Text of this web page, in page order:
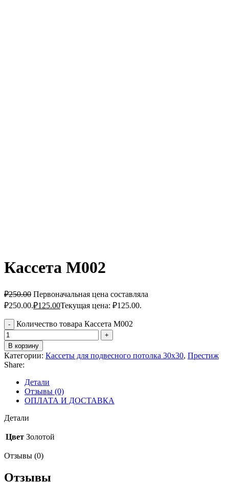
Кассета M002
₽250.00 Первоначальная цена составляла
₽250.00.₽125.00Текущая цена: ₽125.00.
Количество товара Кассета M002
В корзину
Категории: Кассеты для подвесного потолка 30х30, Престиж
Share:
Детали
Отзывы (0)
ОПЛАТА И ДОСТАВКА
Детали
Цвет Золотой
Отзывы (0)
Отзывы